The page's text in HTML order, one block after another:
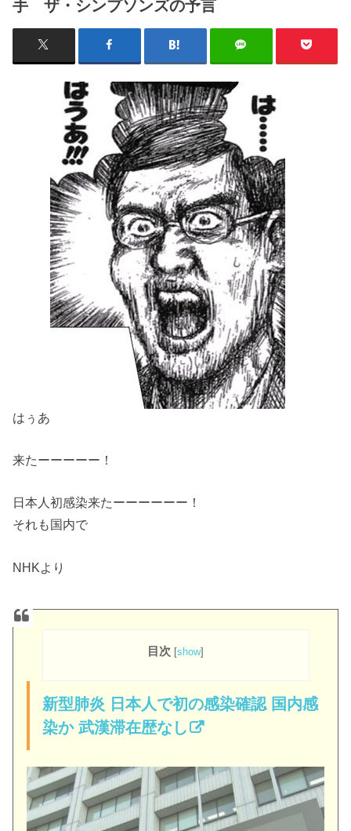
手 ザ・シンプソンズの予言
はぅあ
来たーーーーー！
日本人初感染来たーーーーーー！
それも国内で
NHKより
目次 [show]
新型肺炎 日本人で初の感染確認 国内感
染か 武漢滞在歴なし